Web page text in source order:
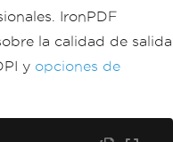
IronPDF
la calidad de salida
y opciones de